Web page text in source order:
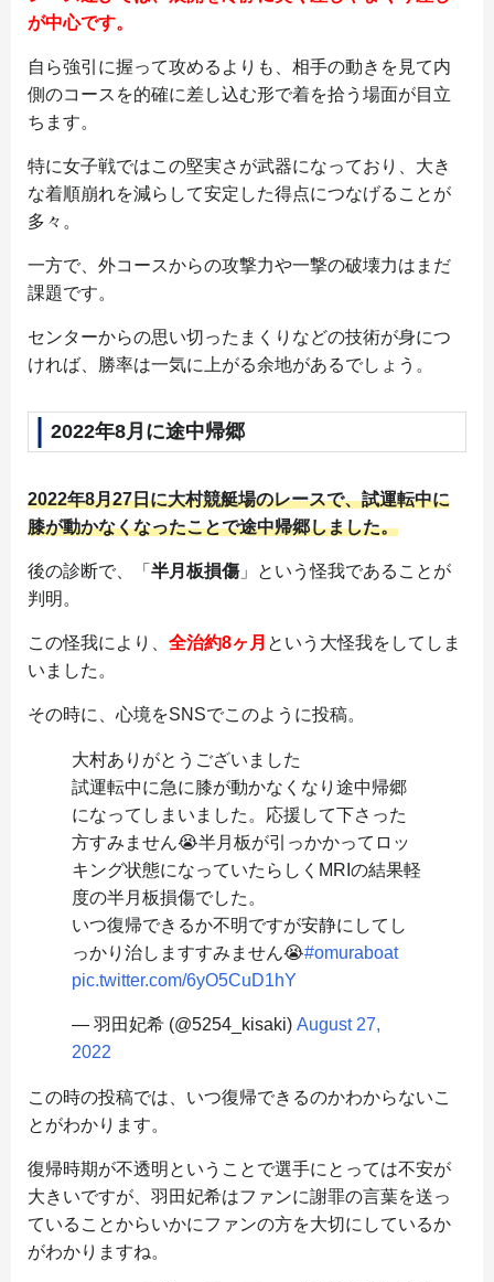
が中心です。
自ら強引に握って攻めるよりも、相手の動きを見て内
側のコースを的確に差し込む形で着を拾う場面が目立
ちます。
特に女子戦ではこの堅実さが武器になっており、大き
な着順崩れを減らして安定した得点につなげることが
多々。
一方で、外コースからの攻撃力や一撃の破壊力はまだ
課題です。
センターからの思い切ったまくりなどの技術が身につ
ければ、勝率は一気に上がる余地があるでしょう。
2022年8月に途中帰郷
2022年8月27日に大村競艇場のレースで、試運転中に
膝が動かなくなったことで途中帰郷しました。
後の診断で、「 半月板損傷」という怪我であることが
判明。
この怪我により、 全治約8ヶ月 という大怪我をしてしま
いました。
その時に、心境をSNSでこのように投稿。
大村ありがとうございました
試運転中に急に膝が動かなくなり途中帰郷
になってしまいました。応援して下さった
方すみません😭半月板が引っかかってロッ
キング状態になっていたらしくMRIの結果軽
度の半月板損傷でした。
いつ復帰できるか不明ですが安静にしてし
っかり治しますすみません😭#omuraboat
pic.twitter.com/6yO5CuD1hY
— 羽田妃希 (@5254_kisaki) August 27,
2022
この時の投稿では、いつ復帰できるのかわからないこ
とがわかります。
復帰時期が不透明ということで選手にとっては不安が
大きいですが、羽田妃希はファンに謝罪の言葉を送っ
ていることからいかにファンの方を大切にしているか
がわかりますね。